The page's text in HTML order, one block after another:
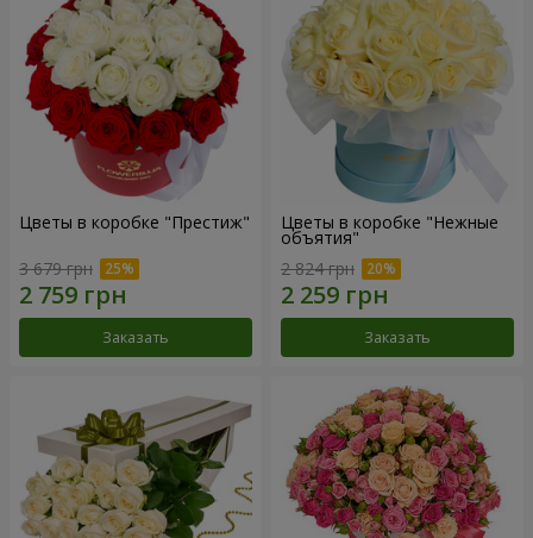
Цветы в коробке "Престиж"
3 679 грн
Заказать
Цветы в коробке "Нежные
объятия"
2 824 грн
Заказать